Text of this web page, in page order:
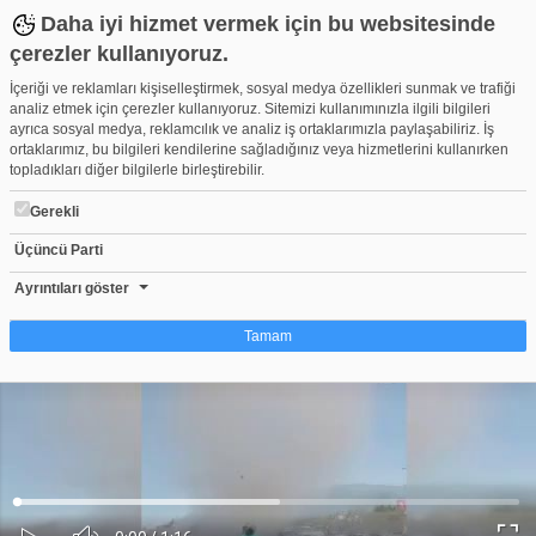
Daha iyi hizmet vermek için bu websitesinde
çerezler kullanıyoruz.
İçeriği ve reklamları kişiselleştirmek, sosyal medya özellikleri sunmak ve trafiği
analiz etmek için çerezler kullanıyoruz. Sitemizi kullanımınızla ilgili bilgileri
ayrıca sosyal medya, reklamcılık ve analiz iş ortaklarımızla paylaşabiliriz. İş
ortaklarımız, bu bilgileri kendilerine sağladığınız veya hizmetlerini kullanırken
topladıkları diğer bilgilerle birleştirebilir.
Gerekli
Üçüncü Parti
Ayrıntıları göster
Tamam
işletilmesi için kesinlikle gerekli olan çerezleri cihazınıza yerleştirebiliyoruz.
Diğer çerez türleri için sizden izin almamız gerekiyor. Bu site farklı çerez türleri
kullanmaktadır. Bazı çerezler, sayfalarımızda yer alan üçüncü şahıs hizmetleri
tarafından yerleştirilir. İzniniz şu alanlar için geçerlidir: web.tv
Ses
Yüklendi:
Yükleniyor:
Bursa'da hortum paniği kamerada